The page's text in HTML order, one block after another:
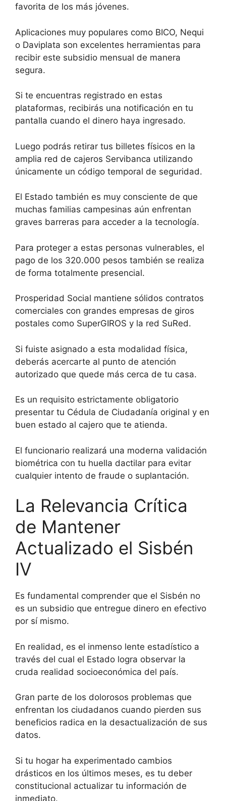
favorita de los más jóvenes.
Aplicaciones muy populares como BICO, Nequi
o Daviplata son excelentes herramientas para
recibir este subsidio mensual de manera
segura.
Si te encuentras registrado en estas
plataformas, recibirás una notificación en tu
pantalla cuando el dinero haya ingresado.
Luego podrás retirar tus billetes físicos en la
amplia red de cajeros Servibanca utilizando
únicamente un código temporal de seguridad.
El Estado también es muy consciente de que
muchas familias campesinas aún enfrentan
graves barreras para acceder a la tecnología.
Para proteger a estas personas vulnerables, el
pago de los 320.000 pesos también se realiza
de forma totalmente presencial.
Prosperidad Social mantiene sólidos contratos
comerciales con grandes empresas de giros
postales como SuperGIROS y la red SuRed.
Si fuiste asignado a esta modalidad física,
deberás acercarte al punto de atención
autorizado que quede más cerca de tu casa.
Es un requisito estrictamente obligatorio
presentar tu Cédula de Ciudadanía original y en
buen estado al cajero que te atienda.
El funcionario realizará una moderna validación
biométrica con tu huella dactilar para evitar
cualquier intento de fraude o suplantación.
La Relevancia Crítica
de Mantener
Actualizado el Sisbén
IV
Es fundamental comprender que el Sisbén no
es un subsidio que entregue dinero en efectivo
por sí mismo.
En realidad, es el inmenso lente estadístico a
través del cual el Estado logra observar la
cruda realidad socioeconómica del país.
Gran parte de los dolorosos problemas que
enfrentan los ciudadanos cuando pierden sus
beneficios radica en la desactualización de sus
datos.
Si tu hogar ha experimentado cambios
drásticos en los últimos meses, es tu deber
constitucional actualizar tu información de
inmediato.